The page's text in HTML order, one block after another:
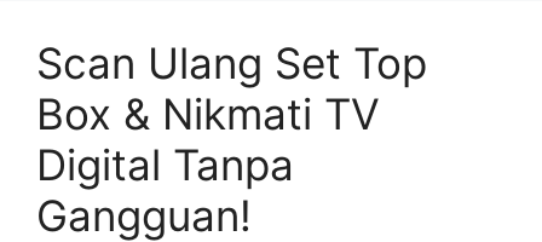
Scan Ulang Set Top
Box & Nikmati TV
Digital Tanpa
Gangguan!